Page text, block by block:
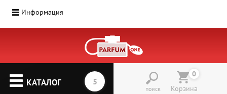
Информация
КАТАЛОГ
поиск
0
Корзина